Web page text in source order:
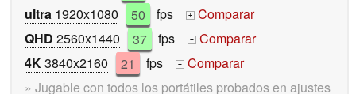
ultra 1920x1080 50 fps +
Comparar
QHD 2560x1440 37 fps +
Comparar
4K3840x2160 21 fps +
Comparar
» Jugable con todos los portátiles probados en ajustes